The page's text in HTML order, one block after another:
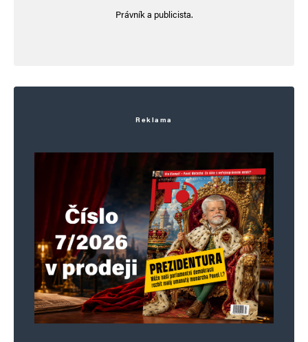
Právník a publicista.
Reklama